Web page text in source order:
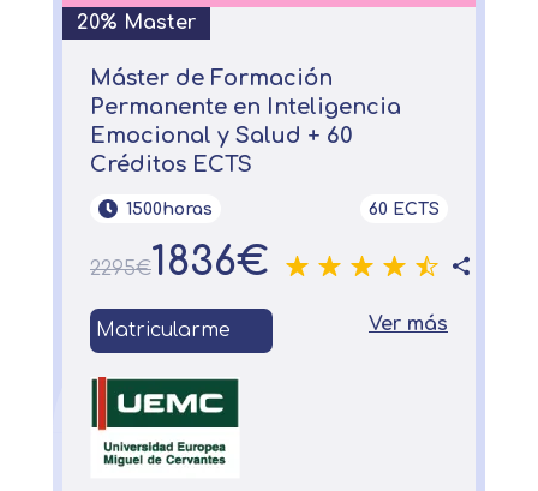
20% Master
Máster de Formación
Permanente en Inteligencia
Emocional y Salud + 60
Créditos ECTS
1500horas 60 ECTS
2295€1836€
Matricularme Ver más